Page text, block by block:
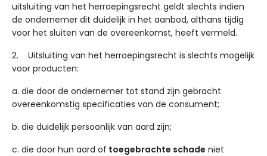
uitsluiting van het herroepingsrecht geldt slechts indien
de ondernemer dit duidelijk in het aanbod, althans tijdig
voor het sluiten van de overeenkomst, heeft vermeld.
2. Uitsluiting van het herroepingsrecht is slechts mogelijk
voor producten:
a. die door de ondernemer tot stand zijn gebracht
overeenkomstig specificaties van de consument;
b. die duidelijk persoonlijk van aard zijn;
c. die door hun aard of toegebrachte schade niet